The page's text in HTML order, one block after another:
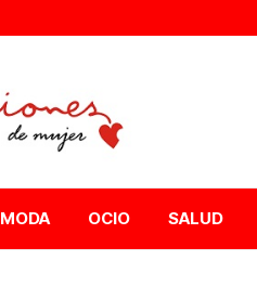
MODA OCIO SALUD